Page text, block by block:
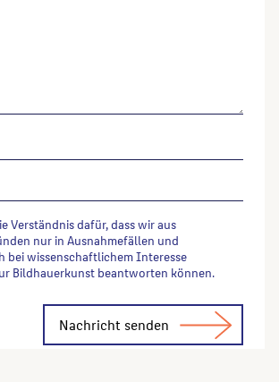
Verständnis dafür, dass wir aus
nur in Ausnahmefällen und
bei wissenschaftlichem Interesse
Bildhauerkunst beantworten können.